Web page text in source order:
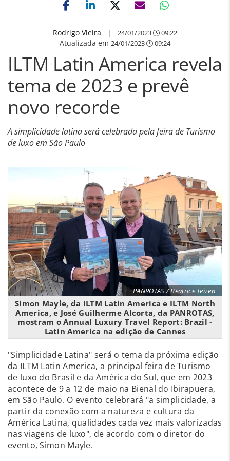
Rodrigo Vieira | 24/01/2023 09:22
Atualizada em 24/01/2023 09:24
ILTM Latin America revela
tema de 2023 e prevê
novo recorde
A simplicidade latina será celebrada pela feira de Turismo
de luxo em São Paulo
PANROTAS / Beatrice Teizen
Simon Mayle, da ILTM Latin America e ILTM North
America, e José Guilherme Alcorta, da PANROTAS,
mostram o Annual Luxury Travel Report: Brazil -
Latin America na edição de Cannes
"Simplicidade Latina" será o tema da próxima edição
da ILTM Latin America, a principal feira de Turismo
de luxo do Brasil e da América do Sul, que em 2023
acontece de 9 a 12 de maio na Bienal do Ibirapuera,
em São Paulo. O evento celebrará "a simplicidade, a
partir da conexão com a natureza e cultura da
América Latina, qualidades cada vez mais valorizadas
nas viagens de luxo", de acordo com o diretor do
evento, Simon Mayle.